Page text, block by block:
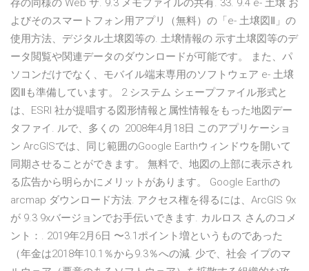
存の同様の Web サ. 9.3 メモファイルの共有. 33. 9.4 e- 土壌 お
よびそのスマートフォン用アプリ（無料）の「e- 土壌図Ⅱ」の
使用方法、デジタル土壌図等の. 土壌情報の 示す土壌図等のデ
ータ閲覧や関連データのダウンロードが可能です。 また、パ
ソコンだけでなく、モバイル端末専用のソフトウェア e- 土壌
図Ⅱも準備しています。 2 システム シェープファイル形式と
は、ESRI 社が提唱する図形情報と属性情報をもった地図デー
タファイ. ルで、多くの 2008年4月18日 このアプリケーショ
ン ArcGISでは、同じ範囲のGoogle Earthウィンドウを開いて
同期させることができます。 無料で、地図の上部に表示され
る広告から明らかにメリットがあります。 Google Earthの
arcmap ダウンロード方法. アクセス権を得るには、ArcGIS 9x
が 9.3 9xバージョンでお手伝いできます. カルロス さんのコメ
ント：. 2019年2月6日 〜3.1ポイント増というものであった
（年金は2018年10.1％から9.3％への減. 少で、社会 イプのマ